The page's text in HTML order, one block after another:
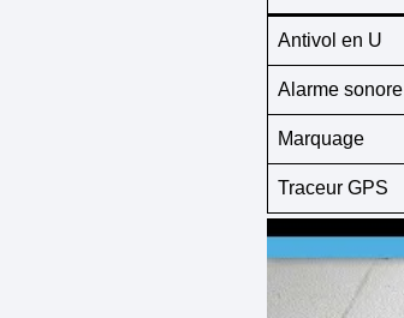
Antivol en U
Alarme sonore
Marquage
Traceur GPS